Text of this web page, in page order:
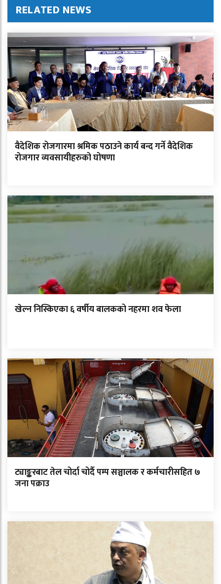
RELATED NEWS
वैदेशिक रोजगारमा श्रमिक पठाउने कार्य बन्द गर्ने वैदेशिक
रोजगार व्यवसायीहरुको घोषणा
खेल्न निस्किएका ६ वर्षीय बालकको नहरमा शव फेला
ट्याङ्करबाट तेल चोर्दा चोर्दै पम्प सञ्चालक र कर्मचारीसहित ७
जना पक्राउ